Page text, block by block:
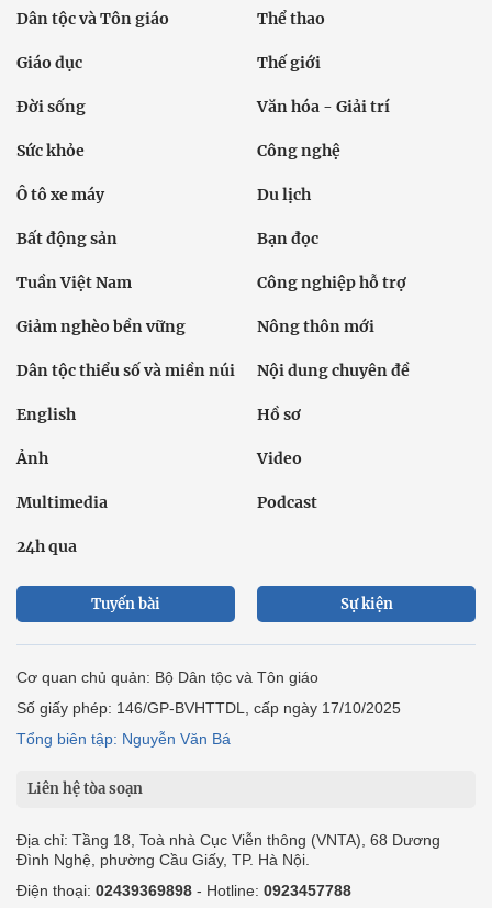
Dân tộc và Tôn giáo Thể thao
Giáo dục Thế giới
Đời sống Văn hóa - Giải trí
Sức khỏe Công nghệ
Ô tô xe máy Du lịch
Bất động sản Bạn đọc
Tuần Việt Nam Công nghiệp hỗ trợ
Giảm nghèo bền vững Nông thôn mới
Dân tộc thiểu số và miền núi Nội dung chuyên đề
English Hồ sơ
Ảnh Video
Multimedia Podcast
24h qua
Tuyến bài Sự kiện
Cơ quan chủ quản: Bộ Dân tộc và Tôn giáo
Số giấy phép: 146/GP-BVHTTDL, cấp ngày 17/10/2025
Tổng biên tập: Nguyễn Văn Bá
Liên hệ tòa soạn
Địa chỉ: Tầng 18, Toà nhà Cục Viễn thông (VNTA), 68 Dương
Đình Nghệ, phường Cầu Giấy, TP. Hà Nội.
Điện thoại: 02439369898 - Hotline: 0923457788